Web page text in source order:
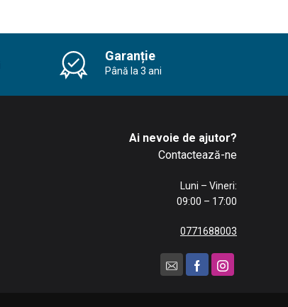
Garanție
Până la 3 ani
Ai nevoie de ajutor?
Contactează-ne
Luni – Vineri:
09:00 – 17:00
0771688003